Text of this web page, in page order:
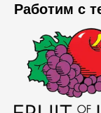
Работим с